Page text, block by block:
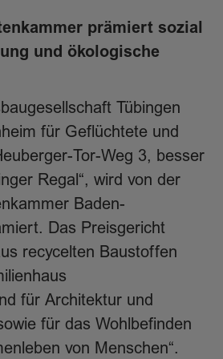
prämiert sozial
und ökologische
Tübingen
für Geflüchtete und
Tor-Weg 3, besser
Regal“, wird von der
Baden-
Das Preisgericht
recycelten Baustoffen
für Architektur und
für das Wohlbefinden
von Menschen“.